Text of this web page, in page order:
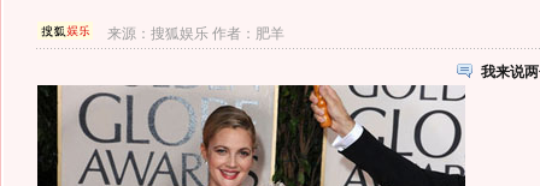
来源：搜狐娱乐 作者：肥羊
我来说